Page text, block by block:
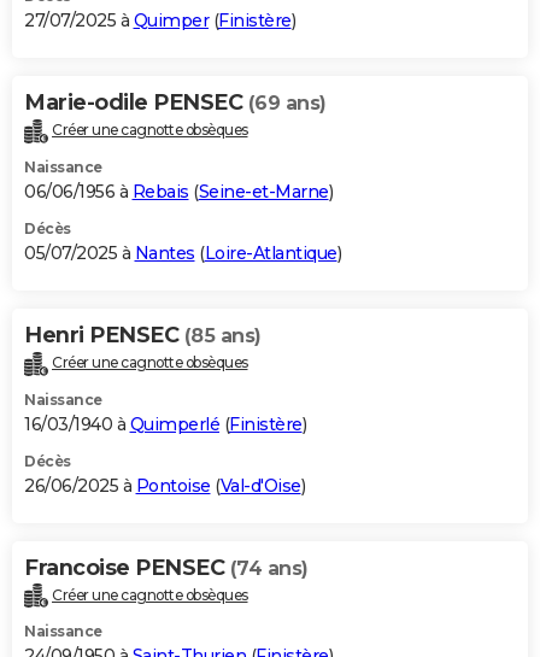
27/07/2025 à Quimper(Finistère)
Marie-odile PENSEC (69 ans)
Créer une cagnotte obsèques
Naissance
06/06/1956 à Rebais (Seine-et-Marne)
Décès
05/07/2025 à Nantes (Loire-Atlantique)
Henri PENSEC (85 ans)
Créer une cagnotte obsèques
Naissance
16/03/1940 à Quimperlé (Finistère)
Décès
26/06/2025 à Pontoise (Val-d'Oise)
Francoise PENSEC (74 ans)
Créer une cagnotte obsèques
Naissance